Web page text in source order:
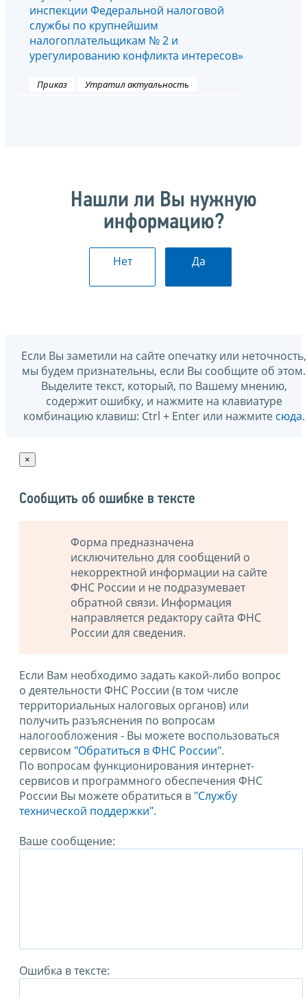
инспекции Федеральной налоговой
службы по крупнейшим
налогоплательщикам № 2 и
урегулированию конфликта интересов»
Приказ Утратил актуальность
Нашли ли Вы нужную
информацию?
Нет Да
Если Вы заметили на сайте опечатку или неточность,
мы будем признательны, если Вы сообщите об этом.
Выделите текст, который, по Вашему мнению,
содержит ошибку, и нажмите на клавиатуре
комбинацию клавиш: Ctrl + Enter или нажмите сюда.
×
Сообщить об ошибке в тексте
Форма предназначена
исключительно для сообщений о
некорректной информации на сайте
ФНС России и не подразумевает
обратной связи. Информация
направляется редактору сайта ФНС
России для сведения.
Если Вам необходимо задать какой-либо вопрос
о деятельности ФНС России (в том числе
территориальных налоговых органов) или
получить разъяснения по вопросам
налогообложения - Вы можете воспользоваться
сервисом "Обратиться в ФНС России".
По вопросам функционирования интернет-
сервисов и программного обеспечения ФНС
России Вы можете обратиться в "Службу
технической поддержки".
Ваше сообщение:
Ошибка в тексте: